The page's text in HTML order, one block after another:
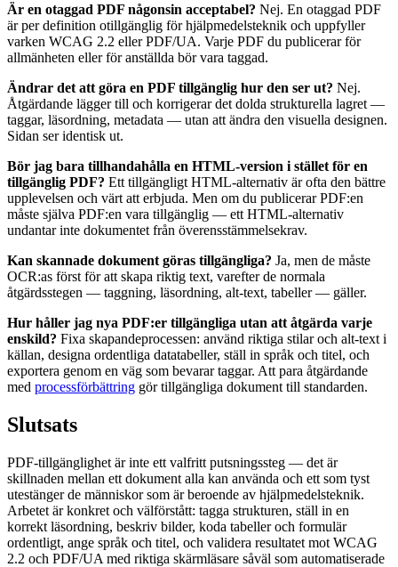
Är en otaggad PDF någonsin acceptabel? Nej. En otaggad PDF
är per definition otillgänglig för hjälpmedelsteknik och uppfyller
varken WCAG 2.2 eller PDF/UA. Varje PDF du publicerar för
allmänheten eller för anställda bör vara taggad.
Ändrar det att göra en PDF tillgänglig hur den ser ut? Nej.
Åtgärdande lägger till och korrigerar det dolda strukturella lagret —
taggar, läsordning, metadata — utan att ändra den visuella designen.
Sidan ser identisk ut.
Bör jag bara tillhandahålla en HTML-version i stället för en
tillgänglig PDF? Ett tillgängligt HTML-alternativ är ofta den bättre
upplevelsen och värt att erbjuda. Men om du publicerar PDF:en
måste själva PDF:en vara tillgänglig — ett HTML-alternativ
undantar inte dokumentet från överensstämmelsekrav.
Kan skannade dokument göras tillgängliga? Ja, men de måste
OCR:as först för att skapa riktig text, varefter de normala
åtgärdsstegen — taggning, läsordning, alt-text, tabeller — gäller.
Hur håller jag nya PDF:er tillgängliga utan att åtgärda varje
enskild? Fixa skapandeprocessen: använd riktiga stilar och alt-text i
källan, designa ordentliga datatabeller, ställ in språk och titel, och
exportera genom en väg som bevarar taggar. Att para åtgärdande
med processförbättring gör tillgängliga dokument till standarden.
Slutsats
PDF-tillgänglighet är inte ett valfritt putsningssteg — det är
skillnaden mellan ett dokument alla kan använda och ett som tyst
utestänger de människor som är beroende av hjälpmedelsteknik.
Arbetet är konkret och välförstått: tagga strukturen, ställ in en
korrekt läsordning, beskriv bilder, koda tabeller och formulär
ordentligt, ange språk och titel, och validera resultatet mot WCAG
2.2 och PDF/UA med riktiga skärmläsare såväl som automatiserade